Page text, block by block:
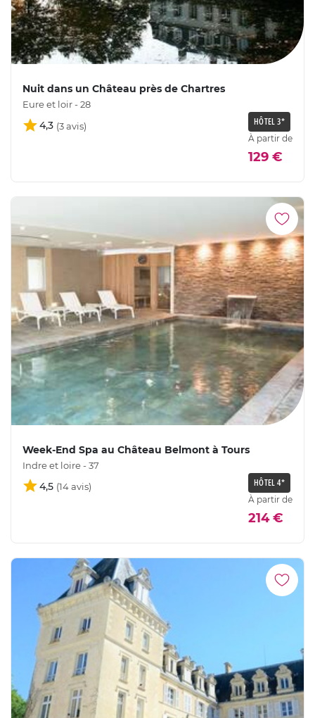
Nuit dans un Château près de Chartres
Eure et loir - 28
4,3 HÔTEL 3*
À partir de
129 €
Week-End Spa au Château Belmont à Tours
Indre et loire - 37
4,5 HÔTEL 4*
À partir de
214 €